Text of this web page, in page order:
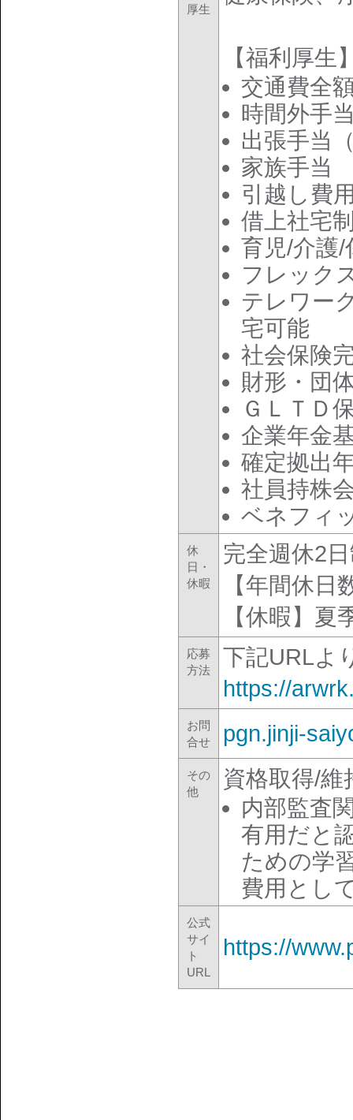
厚生
【福利厚生
交通費全
時間外手
出張手当
家族手当
引越し費
借上社宅
育児/介護/
フレック
テレワー
宅可能
社会保険
財形・団
ＧＬＴＤ
企業年金
確定拠出
社員持株
ベネフィ
休
日・
休暇
完全週休2
【年間休日
【休暇】
応募
方法
下記URLよ
https://
お問
合せ
pgn.jinji-
その
他
資格取得/維
内部監査
有用だと
ための学
費用とし
公式
サイ
ト
URL
https://